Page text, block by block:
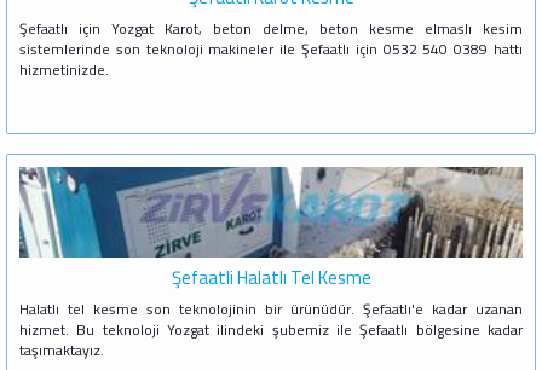
Şefaatlı için Yozgat Karot, beton delme, beton kesme elmaslı kesim
sistemlerinde son teknoloji makineler ile Şefaatlı için 0532 540 0389 hattı
hizmetinizde.
Şefaatli Halatlı Tel Kesme
Halatlı tel kesme son teknolojinin bir ürünüdür. Şefaatlı'e kadar uzanan
hizmet. Bu teknoloji Yozgat ilindeki şubemiz ile Şefaatlı bölgesine kadar
taşımaktayız.